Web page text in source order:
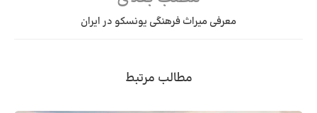
معرفی میراث فرهنگی یونسکو در ایران
مطالب مرتبط